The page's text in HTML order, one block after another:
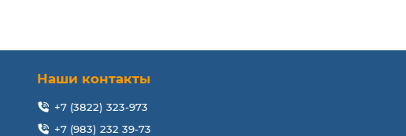
Наши контакты
+7 (3822) 323-973
+7 (983) 232 39-73